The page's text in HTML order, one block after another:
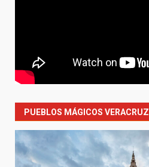
PUEBLOS MÁGICOS VERACRUZ